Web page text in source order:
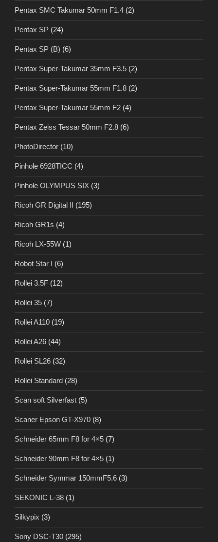
Pentax SMC Takumar 50mm F1.4 (2)
Pentax SP (24)
Pentax SP (B) (6)
Pentax Super-Takumar 35mm F3.5 (2)
Pentax Super-Takumar 55mm F1.8 (2)
Pentax Super-Takumar 55mm F2 (4)
Pentax Zeiss Tessar 50mm F2.8 (6)
PhotoDirector (10)
Pinhole 6928TICC (4)
Pinhole OLYMPUS SIX (3)
Ricoh GR Digital II (195)
Ricoh GR1s (4)
Ricoh LX-55W (1)
Robot Star I (6)
Rollei 3.5F (12)
Rollei 35 (7)
Rollei A110 (19)
Rollei A26 (44)
Rollei SL26 (32)
Rollei Standard (28)
Scan soft Silverfast (5)
Scaner Epson GT-X970 (8)
Schneider 65mm F8 for 4×5 (7)
Schneider 90mm F8 for 4×5 (1)
Schneider Symmar 150mmF5.6 (3)
SEKONIC L-38 (1)
Silkypix (3)
Sony DSC-T30 (295)